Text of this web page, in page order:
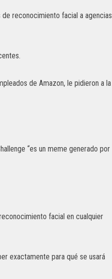
reconocimiento facial a agencias
de Amazon, le pidieron a la
“es un meme generado por
facial en cualquier
exactamente para qué se usará